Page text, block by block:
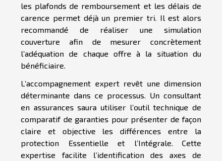
les plafonds de remboursement et les délais de
carence permet déjà un premier tri. Il est alors
recommandé de réaliser une simulation
couverture afin de mesurer concrètement
l’adéquation de chaque offre à la situation du
bénéficiaire.
L’accompagnement expert revêt une dimension
déterminante dans ce processus. Un consultant
en assurances saura utiliser l’outil technique de
comparatif de garanties pour présenter de façon
claire et objective les différences entre la
protection Essentielle et l’Intégrale. Cette
expertise facilite l’identification des axes de